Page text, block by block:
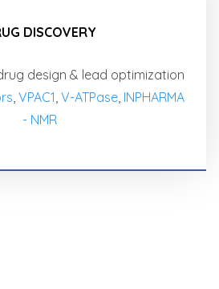
DISCOVERY
design & lead optimization
, VPAC1, V-ATPase, INPHARMA
- NMR